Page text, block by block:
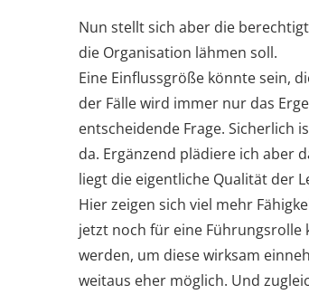
Nun stellt sich aber die
die Organisation lähmen soll.
Eine Einflussgröße könnte sein,
der Fälle wird immer nur das
entscheidende Frage. Sicherlich
da. Ergänzend plädiere ich aber
liegt die eigentliche Qualität der
Hier zeigen sich viel mehr
jetzt noch für eine Führungsrolle
werden, um diese wirksam
weitaus eher möglich. Und